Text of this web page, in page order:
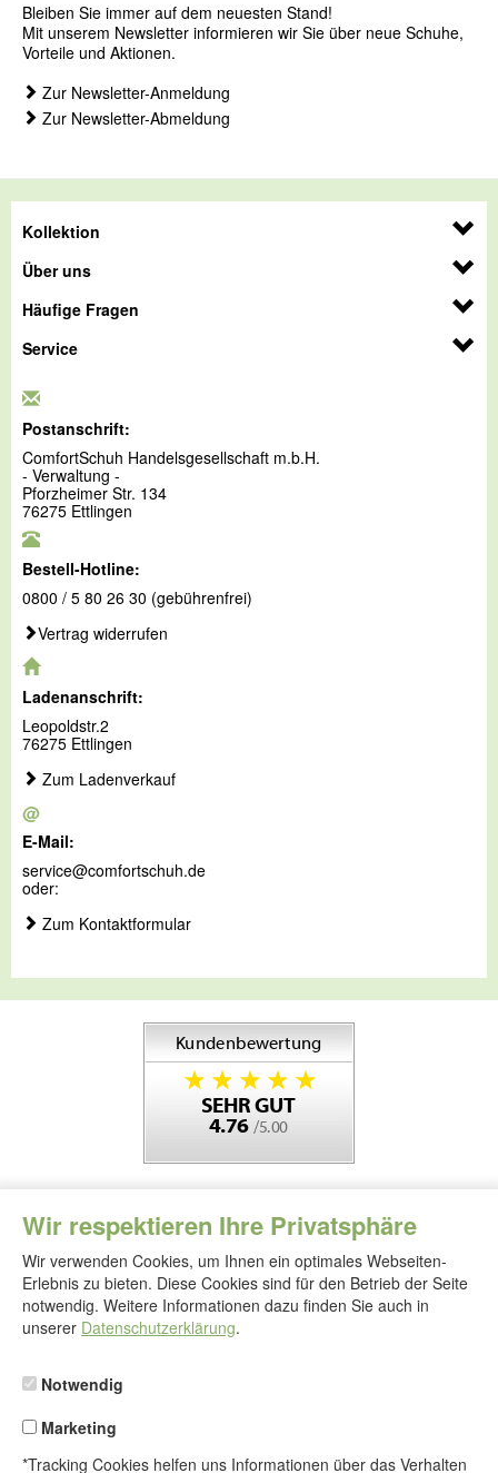
Wir respektieren Ihre Privatsphäre
Wir verwenden Cookies, um Ihnen ein optimales Webseiten-
Erlebnis zu bieten. Diese Cookies sind für den Betrieb der Seite
notwendig. Weitere Informationen dazu finden Sie auch in
unserer Datenschutzerklärung.
Notwendig
Marketing
*Tracking Cookies helfen uns Informationen über das Verhalten
Bleiben Sie immer auf dem neuesten Stand!
Mit unserem Newsletter informieren wir Sie über neue Schuhe,
Vorteile und Aktionen.
Zur Newsletter-Anmeldung
Zur Newsletter-Abmeldung
Kollektion
Über uns
Häufige Fragen
Service
Postanschrift:
ComfortSchuh Handelsgesellschaft m.b.H.
- Verwaltung -
Pforzheimer Str. 134
76275 Ettlingen
Bestell-Hotline:
0800 / 5 80 26 30 (gebührenfrei)
Vertrag widerrufen
Ladenanschrift:
Leopoldstr.2
76275 Ettlingen
Zum Ladenverkauf
@
E-Mail:
service@comfortschuh.de
oder:
Zum Kontaktformular
Folgen